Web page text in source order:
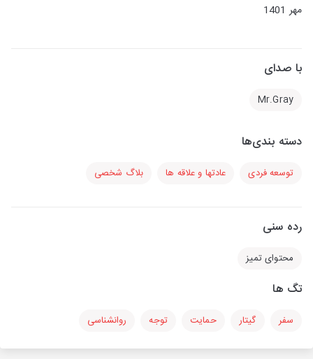
مهر 1401
با صدای
Mr.Gray
دسته بندی‌ها
توسعه فردی عادتها و علاقه ها بلاگ شخصی
رده سنی
محتوای تمیز
تگ ها
سفر گیتار حمایت توجه روانشناسی